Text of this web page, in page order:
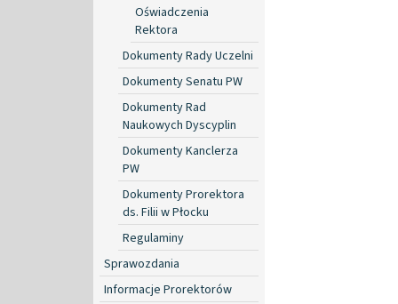
Oświadczenia
Rektora
Dokumenty Rady Uczelni
Dokumenty Senatu PW
Dokumenty Rad
Naukowych Dyscyplin
Dokumenty Kanclerza
PW
Dokumenty Prorektora
ds. Filii w Płocku
Regulaminy
Sprawozdania
Informacje Prorektorów